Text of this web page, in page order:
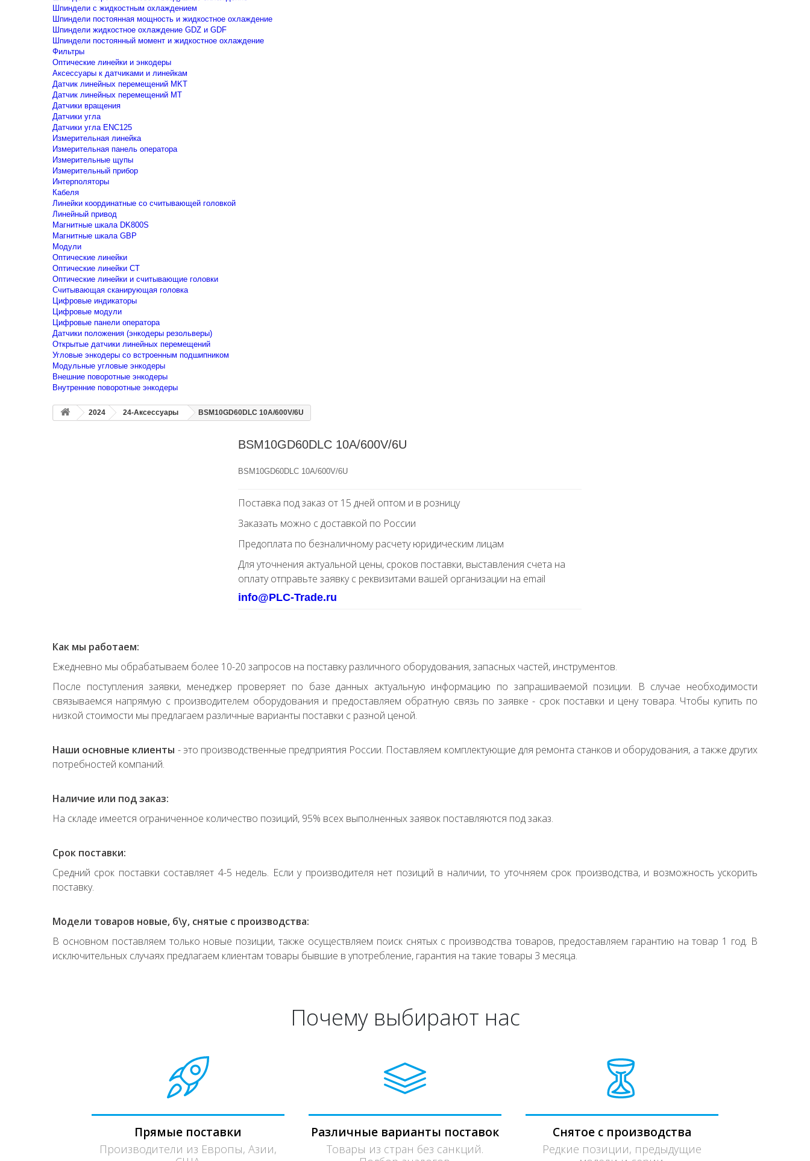
Шпиндели с жидкостным охлаждением
Шпиндели постоянная мощность и жидкостное охлаждение
Шпиндели жидкостное охлаждение GDZ и GDF
Шпиндели постоянный момент и жидкостное охлаждение
Фильтры
Оптические линейки и энкодеры
Аксессуары к датчиками и линейкам
Датчик линейных перемещений MKT
Датчик линейных перемещений MT
Датчики вращения
Датчики угла
Датчики угла ENC125
Измерительная линейка
Измерительная панель оператора
Измерительные щупы
Измерительный прибор
Интерполяторы
Кабеля
Линейки координатные со считывающей головкой
Линейный привод
Магнитные шкала DK800S
Магнитные шкала GBP
Модули
Оптические линейки
Оптические линейки CT
Оптические линейки и считывающие головки
Считывающая сканирующая головка
Цифровые индикаторы
Цифровые модули
Цифровые панели оператора
Датчики положения (энкодеры резольверы)
Открытые датчики линейных перемещений
Угловые энкодеры со встроенным подшипником
Модульные угловые энкодеры
Внешние поворотные энкодеры
Внутренние поворотные энкодеры
2024 24-Аксессуары BSM10GD60DLC 10A/600V/6U
BSM10GD60DLC 10A/600V/6U
BSM10GD60DLC 10A/600V/6U
Поставка под заказ от 15 дней оптом и в розницу
Заказать можно с доставкой по России
Предоплата по безналичному расчету юридическим лицам
Для уточнения актуальной цены, сроков поставки, выставления счета на
оплату отправьте заявку с реквизитами вашей организации на email
info@PLC-Trade.ru
Как мы работаем:
Ежедневно мы обрабатываем более 10-20 запросов на поставку различного оборудования, запасных частей, инструментов.
После поступления заявки, менеджер проверяет по базе данных актуальную информацию по запрашиваемой позиции. В случае необходимости
связываемся напрямую с производителем оборудования и предоставляем обратную связь по заявке - срок поставки и цену товара. Чтобы купить по
низкой стоимости мы предлагаем различные варианты поставки с разной ценой.
Наши основные клиенты - это производственные предприятия России. Поставляем комплектующие для ремонта станков и оборудования, а также других
потребностей компаний.
Наличие или под заказ:
На складе имеется ограниченное количество позиций, 95% всех выполненных заявок поставляются под заказ.
Срок поставки:
Средний срок поставки составляет 4-5 недель. Если у производителя нет позиций в наличии, то уточняем срок производства, и возможность ускорить
поставку.
Модели товаров новые, б\у, снятые с производства:
В основном поставляем только новые позиции, также осуществляем поиск снятых с производства товаров, предоставляем гарантию на товар 1 год. В
исключительных случаях предлагаем клиентам товары бывшие в употребление, гарантия на такие товары 3 месяца.
Почему выбирают нас
Прямые поставки
Производители из Европы, Азии,
Различные варианты поставок
Товары из стран без санкций.
Снятое с производства
Редкие позиции, предыдущие